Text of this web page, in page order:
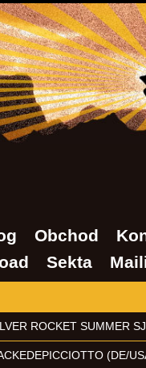
Obchod
Sekta
ROCKET SUMMER
(DE/